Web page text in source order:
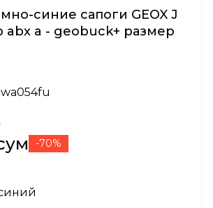
синие сапоги GEOX J
abx a - geobuck+ размер
-70%